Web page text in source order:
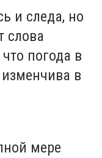
и следа, но
слова
погода в
в
мере